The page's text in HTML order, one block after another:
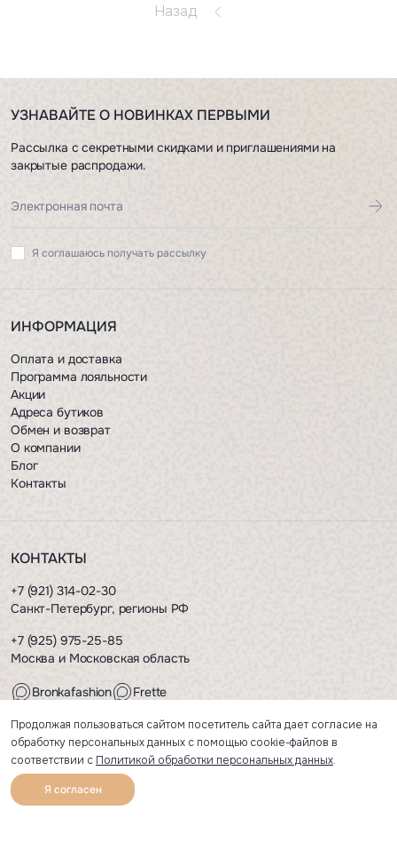
Назад
УЗНАВАЙТЕ О НОВИНКАХ ПЕРВЫМИ
Рассылка с секретными скидками и приглашениями на
закрытые распродажи.
Я соглашаюсь получать рассылку
ИНФОРМАЦИЯ
Оплата и доставка
Программа лояльности
Акции
Адреса бутиков
Обмен и возврат
О компании
Блог
Контакты
КОНТАКТЫ
+7 (921) 314-02-30
Санкт-Петербург, регионы РФ
+7 (925) 975-25-85
Москва и Московская область
Bronkafashion
Frette
Политика обработки персональных данных
Пользовательское соглашение
Сделано в
Каталог Избранное
Продолжая пользоваться сайтом посетитель сайта дает согласие на
обработку персональных данных с помощью cookie-файлов в
соответствии с Политикой обработки персональных данных.
Я согласен